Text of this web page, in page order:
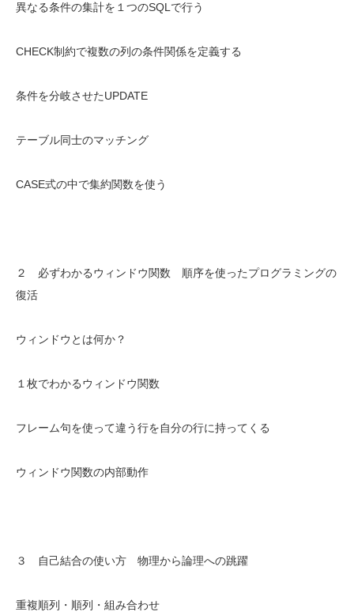
異なる条件の集計を１つのSQLで行う
CHECK制約で複数の列の条件関係を定義する
条件を分岐させたUPDATE
テーブル同士のマッチング
CASE式の中で集約関数を使う
２ 必ずわかるウィンドウ関数 順序を使ったプログラミングの
復活
ウィンドウとは何か？
１枚でわかるウィンドウ関数
フレーム句を使って違う行を自分の行に持ってくる
ウィンドウ関数の内部動作
３ 自己結合の使い方 物理から論理への跳躍
重複順列・順列・組み合わせ